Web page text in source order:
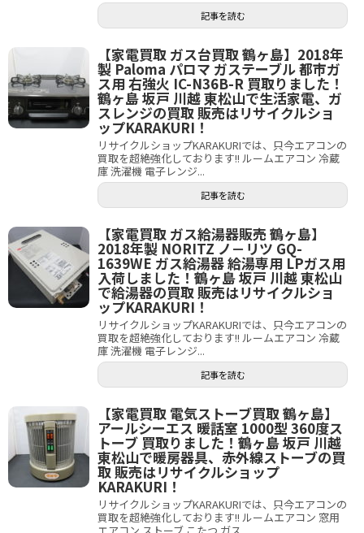
記事を読む
【家電買取 ガス台買取 鶴ヶ島】2018年
製 Paloma パロマ ガステーブル 都市ガ
ス用 右強火 IC-N36B-R 買取りました！
鶴ヶ島 坂戸 川越 東松山で生活家電、ガ
スレンジの買取 販売はリサイクルショ
ップKARAKURI！
リサイクルショップKARAKURIでは、只今エアコンの
買取を超絶強化しております!! ルームエアコン 冷蔵
庫 洗濯機 電子レンジ...
記事を読む
【家電買取 ガス給湯器販売 鶴ヶ島】
2018年製 NORITZ ノ－リツ GQ-
1639WE ガス給湯器 給湯専用 LPガス用
入荷しました！鶴ヶ島 坂戸 川越 東松山
で給湯器の買取 販売はリサイクルショ
ップKARAKURI！
リサイクルショップKARAKURIでは、只今エアコンの
買取を超絶強化しております!! ルームエアコン 冷蔵
庫 洗濯機 電子レンジ...
記事を読む
【家電買取 電気ストーブ買取 鶴ヶ島】
アールシーエス 暖話室 1000型 360度ス
トーブ 買取りました！鶴ヶ島 坂戸 川越
東松山で暖房器具、赤外線ストーブの買
取 販売はリサイクルショップ
KARAKURI！
リサイクルショップKARAKURIでは、只今エアコンの
買取を超絶強化しております!! ルームエアコン 窓用